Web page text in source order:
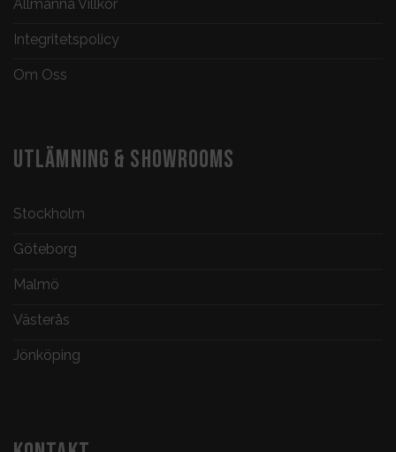
Allmänna Villkor
Integritetspolicy
Om Oss
UTLÄMNING & SHOWROOMS
Stockholm
Göteborg
Malmö
Västerås
Jönköping